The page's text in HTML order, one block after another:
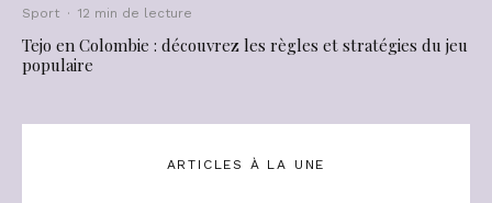
Sport · 12 min de lecture
Tejo en Colombie : découvrez les règles et stratégies du jeu
populaire
ARTICLES À LA UNE